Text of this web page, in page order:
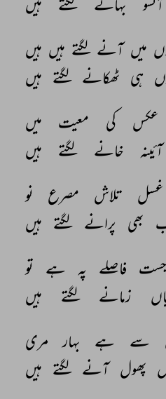
میں آنے لگتے ہیں ہیں
ہی ٹھکانے لگتے ہیں
عکس کی معیت
میں
آئینہ خانے لگتے
ہیں
غسل تلاش مصرع
نو
بھی پرانے لگتے ہیں
جست فاصلے پہ ہے تو
زمانے لگتے
ہیں
سے ہے بہار
مری
پھول آنے لگتے ہیں